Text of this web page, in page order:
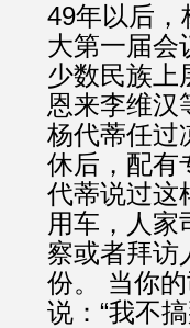
49年以后
大第一届会
少数民族上
恩来李维汉
杨代蒂任过
休后，配有
代蒂说过这
用车，人家
察或者拜访
份。 当你
说：“我不